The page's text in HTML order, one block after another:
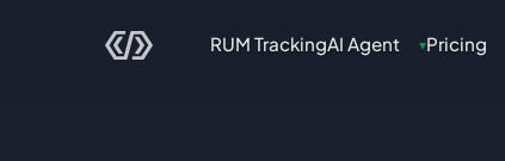
RUM TrackingAI Agent ▾Pricing